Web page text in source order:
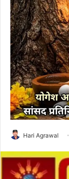
Hari Agrawal